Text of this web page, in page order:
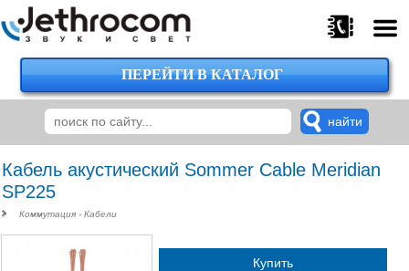
375
224-
00-
00
29
ПЕРЕЙТИ В КАТАЛОГ
Кабель акустический Sommer Cable Meridian
SP225
Коммутация - Кабели
Купить